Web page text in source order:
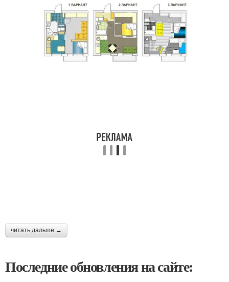
читать дальше →
Последние обновления на сайте: